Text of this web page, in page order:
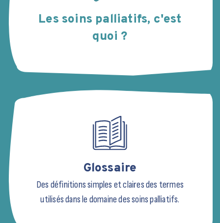
Les soins palliatifs, c'est
quoi ?
Glossaire
Des définitions simples et claires des termes
utilisés dans le domaine des soins palliatifs.